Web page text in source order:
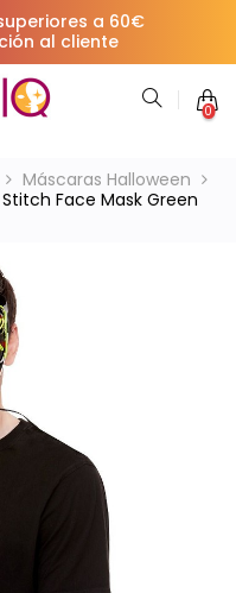
a 60€
al cliente
0
Máscaras Halloween
Face Mask Green